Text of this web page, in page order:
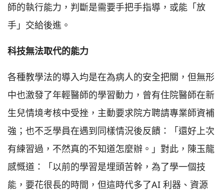
師的執行能力，判斷是需要手把手指導，或能「放
手」交給後進。
科技無法取代的能力
各種教學法的導入均是在為病人的安全把關，但無形
中也激發了年輕醫師的學習動力，曾有住院醫師在新
生兒情境考核中受挫，主動要求院方聘請專業師資補
強；也不乏學員在遇到同樣情況後反饋：「還好上次
有練習過，不然真的不知道怎麼辦。」對此，陳玉龍
感慨道：「以前的學習是埋頭苦幹，為了學一個技
能，要花很長的時間，但這時代多了AI 利器、資源